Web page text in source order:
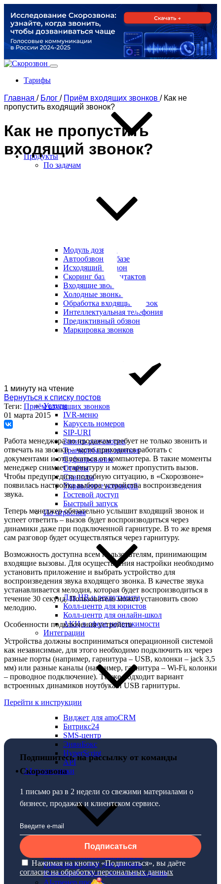
Тарифы
Продукты
По задачам
Модуль дозвона
Автообзвон по базе
Исходящий обзвон
Скоринг базы контактов
Входящие звонки
Холодные звонки
Обработка входящих заявок
Интеллектуальная телефония
Предиктивный обзвон
Маркировка звонков
Услуги
IVR-меню
Карусель номеров
SIP-URI
Запись разговоров
Транкрибация звонков
Суфлирование
Отчёты
Скрипты
Управление командой
Гостевой доступ
Быстрый запуск
По отраслям
Для HR и рекрутмента
Колл-центр для юристов
Колл-центр для онлайн-школ
АКЦ в сфере недвижимости
Интеграции
Виджет для amoCRM
Битрикс24
SMS-центр
ЭнвиБокс
HyperScript
API
AI помощники
Голосовой робот для звонков
Голосовой робот с женским голосом
AI-тренер продаж
Главная / Блог / Приём входящих звонков / Как не
пропустить входящий звонок?
Как не пропустить
входящий звонок?
1 минуту на чтение
Вернуться к списку постов
Теги: Приём входящих звонков
01 марта 2015
Работа менеджера по продажам требует не только звонить и
отвечать на звонки – часто приходится работать с
документами и отвлекаться от компьютера. В такие моменты
менеджер снимает гарнитуру и может пропустить вызов.
Чтобы предупредить подобную ситуацию, в «Скорозвоне»
появилась настройка выбора устройства воспроизведения
звука.
Теперь менеджер обязательно услышит входящий звонок и
успеет ответить – вызов будет воспроизводиться через
динамики даже при подключенной гарнитуре. В то же время
сам разговор будет осуществляться через гарнитуру.
Возможность доступна всем пользователям, принимающим
входящие вызовы. Для осуществления настройки необходимо
установить приложение и выбрать устройство для
воспроизведения звука входящего звонка. В качестве звука
устанавливается мелодия, которая будет воспроизводиться в
течение 30 секунд. Пользователь может установить свою
мелодию.
Особенности подключения устройств
Устройства должны восприниматься операционной системой
как независимые, для этого необходимо подключить их через
разные порты (например, гарнитура – USB, колонки – jack 3,5
мм) или разные каналы (например, гарнитура – Wi-Fi, колонки
– проводное подключение). Также подходит вариант
встроенных динамиков ноутбука и USB гарнитуры.
Перейти к инструкции
Подпишитесь на рассылку от команды
Скорозвона
1 письмо раз в 2 недели со свежими материалами о
бизнесе, продажах и клиентском сервисе.
Подписаться
Нажимая на кнопку «Подписаться», вы даёте
согласие на обработку персональных данных